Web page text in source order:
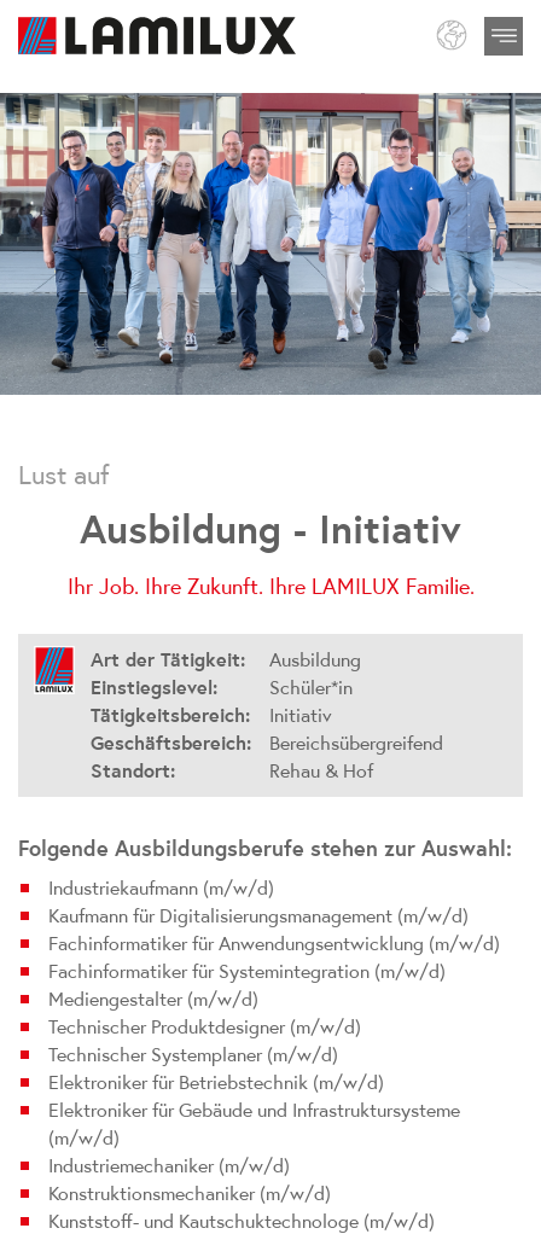
Lust auf
Ausbildung - Initiativ
Ihr Job. Ihre Zukunft. Ihre LAMILUX Familie.
Art der Tätigkeit:
Ausbildung
Einstiegslevel:
Schüler*in
Tätigkeitsbereich:
Initiativ
Geschäftsbereich:
Bereichsübergreifend
Standort:
Rehau & Hof
Folgende Ausbildungsberufe stehen zur Auswahl:
Industriekaufmann (m/w/d)
Kaufmann für Digitalisierungsmanagement (m/w/d)
Fachinformatiker für Anwendungsentwicklung (m/w/d)
Fachinformatiker für Systemintegration (m/w/d)
Mediengestalter (m/w/d)
Technischer Produktdesigner (m/w/d)
Technischer Systemplaner (m/w/d)
Elektroniker für Betriebstechnik (m/w/d)
Elektroniker für Gebäude und Infrastruktursysteme
(m/w/d)
Industriemechaniker (m/w/d)
Konstruktionsmechaniker (m/w/d)
Kunststoff- und Kautschuktechnologe (m/w/d)